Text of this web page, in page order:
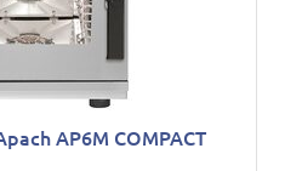
AP6M COMPACT